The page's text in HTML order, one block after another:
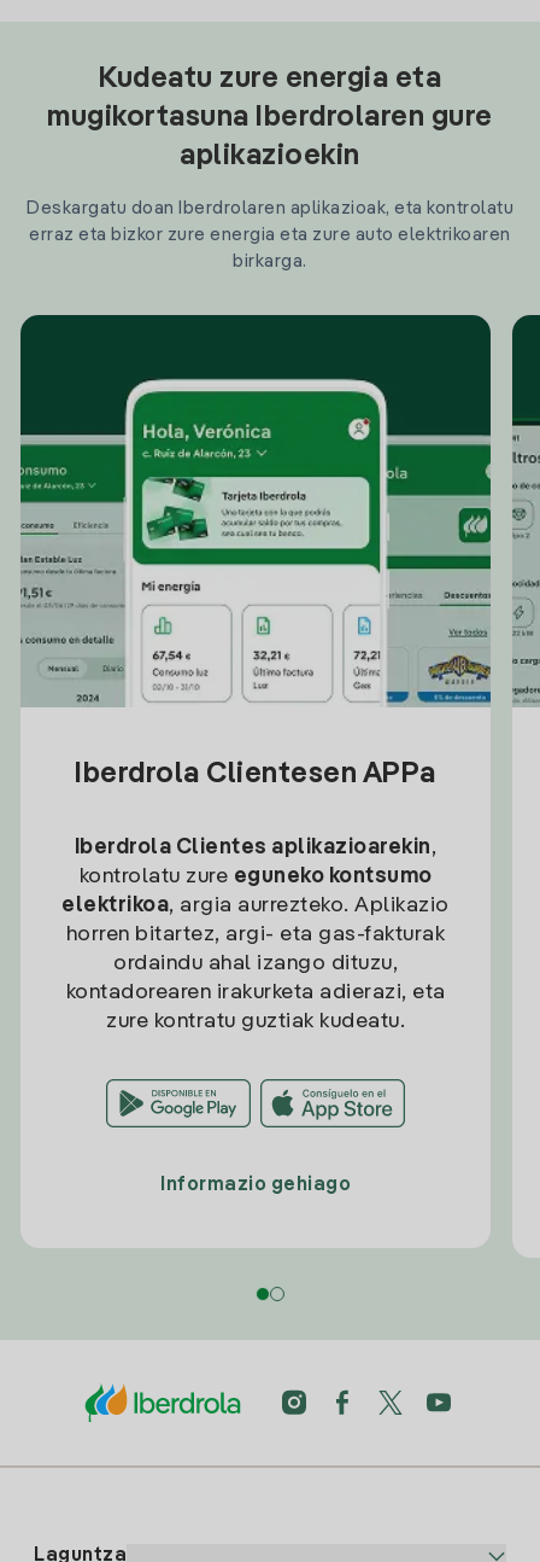
Kudeatu zure energia eta
mugikortasuna Iberdrolaren gure
aplikazioekin
Deskargatu doan Iberdrolaren aplikazioak, eta kontrolatu
erraz eta bizkor zure energia eta zure auto elektrikoaren
birkarga.
Iberdrola Clientesen APPa
Iberdrola Clientes aplikazioarekin,
kontrolatu zure eguneko kontsumo
elektrikoa, argia aurrezteko. Aplikazio
horren bitartez, argi- eta gas-fakturak
ordaindu ahal izango dituzu,
kontadorearen irakurketa adierazi, eta
zure kontratu guztiak kudeatu.
Informazio gehiago
Laguntza